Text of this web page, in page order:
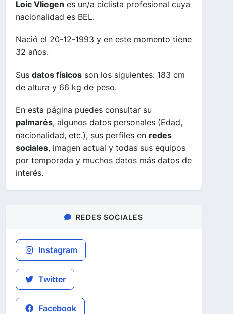
Loic Vliegen es un/a ciclista profesional cuya
nacionalidad es BEL.
Nació el 20-12-1993 y en este momento tiene
32 años.
Sus datos físicos son los siguientes: 183 cm
de altura y 66 kg de peso.
En esta página puedes consultar su
palmarés, algunos datos personales (Edad,
nacionalidad, etc.), sus perfiles en redes
sociales, imagen actual y todas sus equipos
por temporada y muchos datos más datos de
interés.
REDES SOCIALES
Instagram
Twitter
Facebook